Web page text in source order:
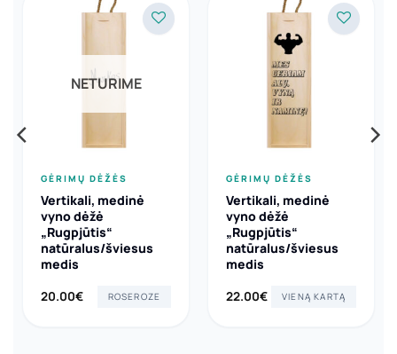
NETURIME
GĖRIMŲ DĖŽĖS
Vertikali, medinė
vyno dėžė
„Rugpjūtis“
natūralus/šviesus
medis
20.00€ ROSEROZE
GĖRIMŲ DĖŽĖS
Vertikali, medinė
vyno dėžė
„Rugpjūtis“
natūralus/šviesus
medis
22.00€ VIENĄ KARTĄ